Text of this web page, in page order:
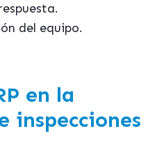
del equipo.
en la
inspecciones